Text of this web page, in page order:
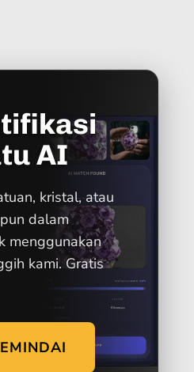
AI
kristal, atau
dalam
menggunakan
kami. Gratis